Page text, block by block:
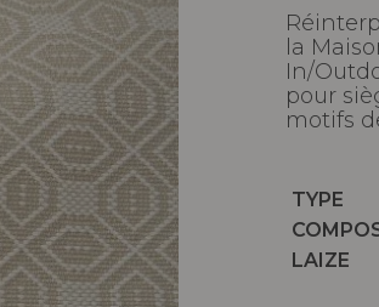
la
In/
pour
motifs
TYPE
LAIZE